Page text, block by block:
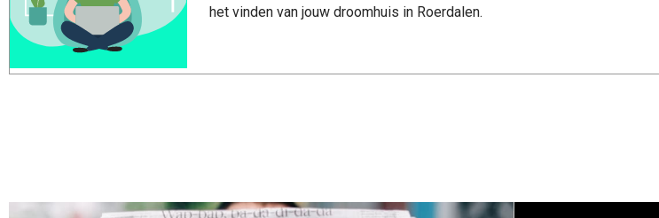
het vinden van jouw droomhuis in Roerdalen.